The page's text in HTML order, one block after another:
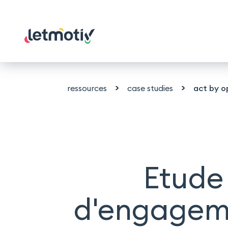
ressources > case studies > act by